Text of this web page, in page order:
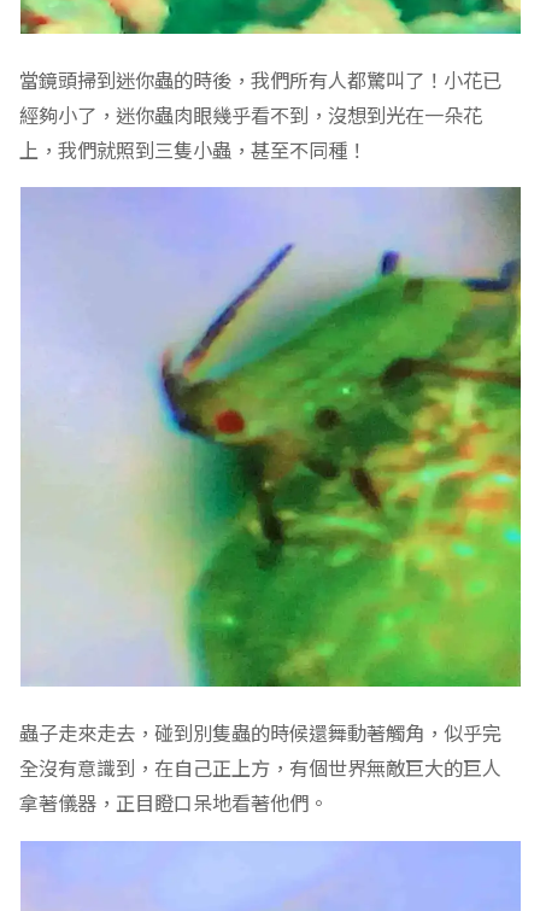
當鏡頭掃到迷你蟲的時後，我們所有人都驚叫了！小花已
經夠小了，迷你蟲肉眼幾乎看不到，沒想到光在一朵花
上，我們就照到三隻小蟲，甚至不同種！
蟲子走來走去，碰到別隻蟲的時候還舞動著觸角，似乎完
全沒有意識到，在自己正上方，有個世界無敵巨大的巨人
拿著儀器，正目瞪口呆地看著他們。